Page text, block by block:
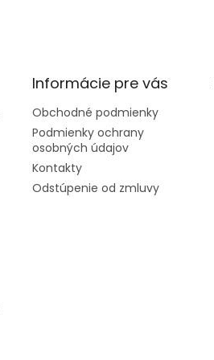
Informácie pre vás
Obchodné podmienky
Podmienky ochrany
osobných údajov
Kontakty
Odstúpenie od zmluvy